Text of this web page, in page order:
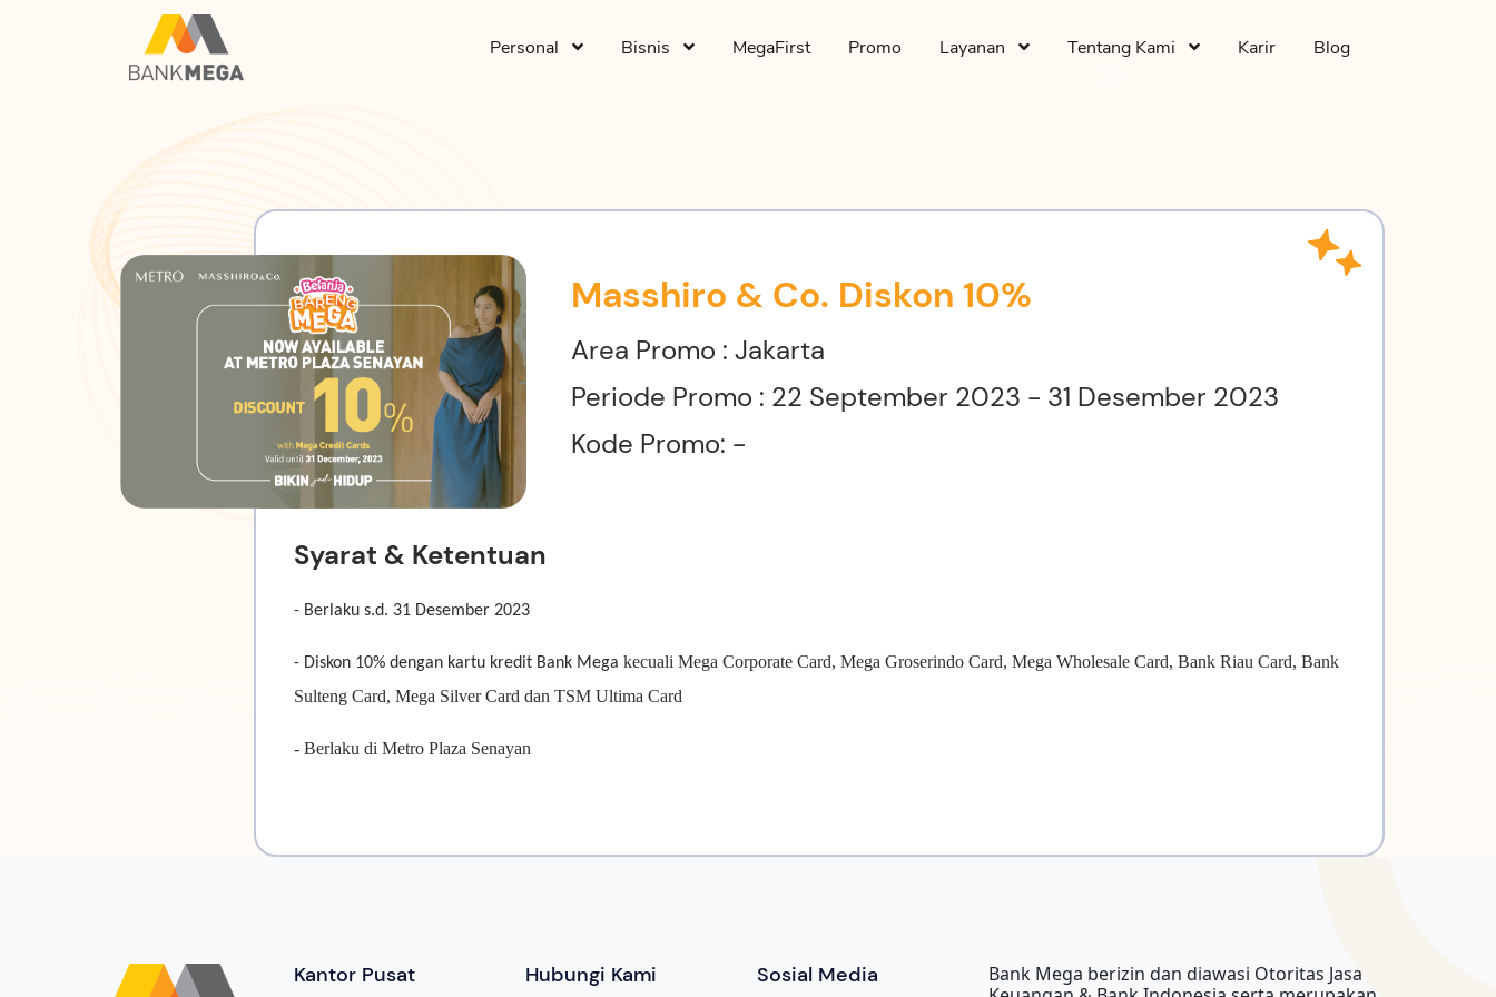
Personal Bisnis MegaFirst Promo Layanan Tentang Kami Karir Blog
Masshiro & Co. Diskon 10%
Area Promo : Jakarta
Periode Promo : 22 September 2023 - 31 Desember 2023
Kode Promo: -
Syarat & Ketentuan
- Berlaku s.d. 31 Desember 2023
- Diskon 10% dengan kartu kredit Bank Mega kecuali Mega Corporate Card, Mega Groserindo Card, Mega Wholesale Card, Bank Riau Card, Bank
Sulteng Card, Mega Silver Card dan TSM Ultima Card
- Berlaku di Metro Plaza Senayan
Kantor Pusat Hubungi Kami Sosial Media
Bank Mega berizin dan diawasi Otoritas Jasa